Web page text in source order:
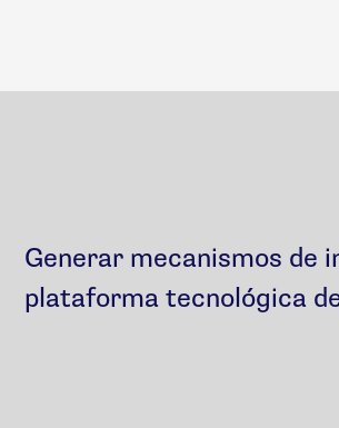
Generar mecanismos de
plataforma tecnológica